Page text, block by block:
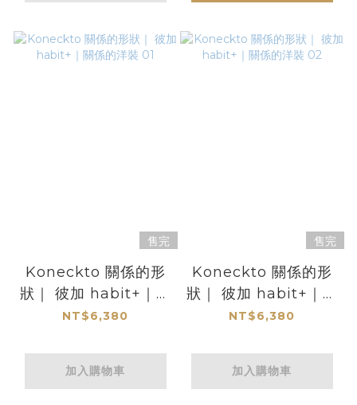
售完
Koneckto 關係的形
狀｜ 彼加 habit+｜關
係的洋裝 01
NT$6,380
加入購物車
售完
Koneckto 關係的形
狀｜ 彼加 habit+｜關
係的洋裝 02
NT$6,380
加入購物車